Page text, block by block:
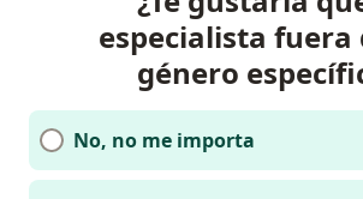
especialista fuera
género
No, no me importa